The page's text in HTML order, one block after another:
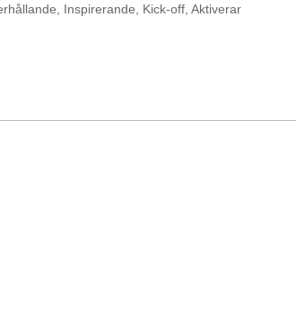
Inspirerande, Kick-off, Aktiverar